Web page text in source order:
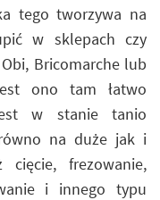
tego tworzywa na
w sklepach czy
Bricomarche lub
ono tam łatwo
w stanie tanio
na duże jak i
cięcie, frezowanie,
i innego typu